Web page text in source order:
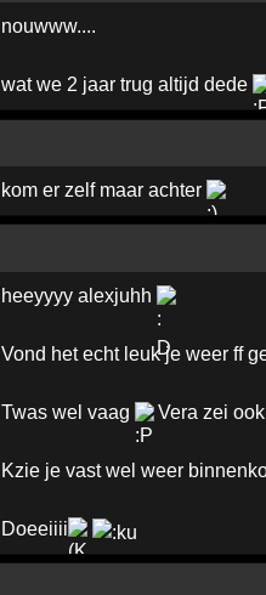
nouwww....
wat we 2 jaar trug altijd dede
kom er zelf maar achter
heeyyyy alexjuhh
Vond het echt leuk je weer ff
Twas wel vaag Vera zei
Kzie je vast wel weer
Doeeiiii